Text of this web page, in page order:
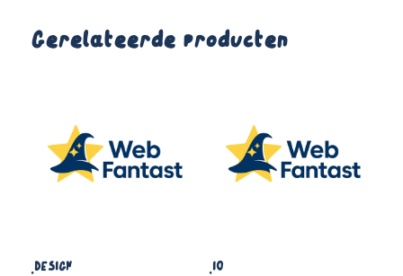
Gerelateerde producten
.DESIGN .IO